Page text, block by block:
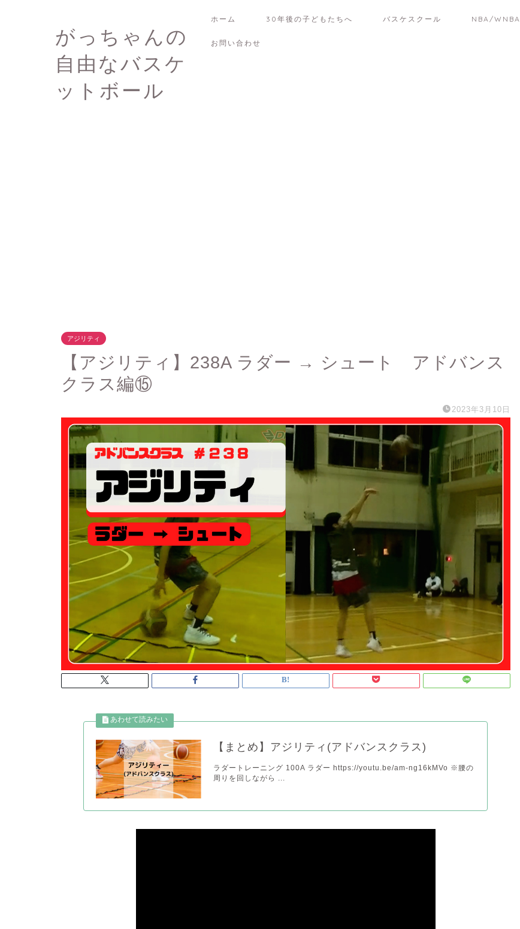
がっちゃんの
自由なバスケ
ットボール
ホーム 30年後の子どもたちへ バスケスクール NBA/WNBA
お問い合わせ
アジリティ
【アジリティ】238A ラダー → シュート アドバンス
クラス編⑮
2023年3月10日
【まとめ】アジリティ(アドバンスクラス)
ラダートレーニング 100A ラダー https://youtu.be/am-ng16kMVo ※腰の
周りを回しながら ...